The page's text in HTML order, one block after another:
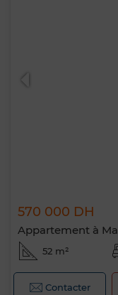
570 000 DH
Appartement à
52 m²
Contacter